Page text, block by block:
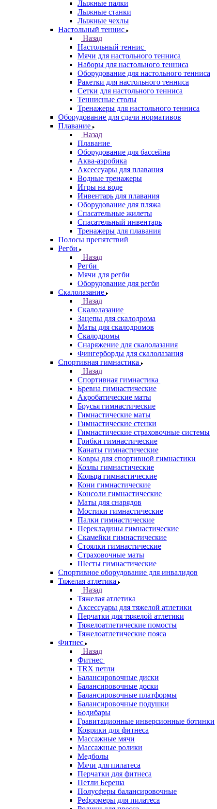
Лыжные палки
Лыжные станки
Лыжные чехлы
Настольный теннис
Назад
Настольный теннис
Мячи для настольного тенниса
Наборы для настольного тенниса
Оборудование для настольного тенниса
Ракетки для настольного тенниса
Сетки для настольного тенниса
Теннисные столы
Тренажеры для настольного тенниса
Оборудование для сдачи нормативов
Плавание
Назад
Плавание
Оборудование для бассейна
Аква-аэробика
Аксессуары для плавания
Водные тренажеры
Игры на воде
Инвентарь для плавания
Оборудование для пляжа
Спасательные жилеты
Спасательный инвентарь
Тренажеры для плавания
Полосы препятствий
Регби
Назад
Регби
Мячи для регби
Оборудование для регби
Скалолазание
Назад
Скалолазание
Зацепы для скалодрома
Маты для скалодромов
Скалодромы
Снаряжение для скалолазания
Фингерборды для скалолазания
Спортивная гимнастика
Назад
Спортивная гимнастика
Бревна гимнастические
Акробатические маты
Брусья гимнастические
Гимнастические маты
Гимнастические стенки
Гимнастические страховочные системы
Грибки гимнастические
Канаты гимнастические
Ковры для спортивной гимнастики
Козлы гимнастические
Кольца гимнастические
Кони гимнастические
Консоли гимнастические
Маты для снарядов
Мостики гимнастические
Палки гимнастические
Перекладины гимнастические
Скамейки гимнастические
Стоялки гимнастические
Страховочные маты
Шесты гимнастические
Спортивное оборудование для инвалидов
Тяжелая атлетика
Назад
Тяжелая атлетика
Аксессуары для тяжелой атлетики
Перчатки для тяжелой атлетики
Тяжелоатлетические помосты
Тяжелоатлетические пояса
Фитнес
Назад
Фитнес
TRX петли
Балансировочные диски
Балансировочные доски
Балансировочные платформы
Балансировочные подушки
Бодибары
Гравитационные инверсионные ботинки
Коврики для фитнеса
Массажные мячи
Массажные ролики
Медболы
Мячи для пилатеса
Перчатки для фитнеса
Петли Береша
Полусферы балансировочные
Реформеры для пилатеса